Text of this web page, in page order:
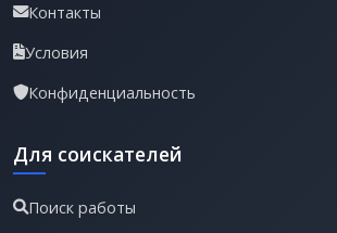
Контакты
Условия
Конфиденциальность
Для соискателей
Поиск работы